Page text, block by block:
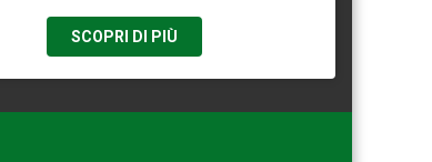
SCOPRI DI PIÙ